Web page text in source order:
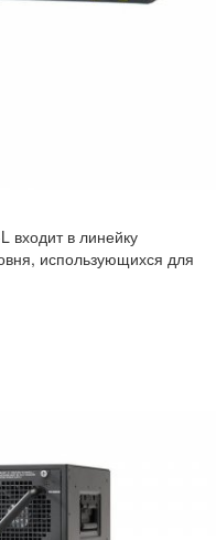
входит в линейку
использующихся для